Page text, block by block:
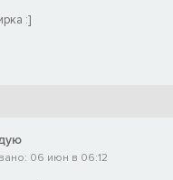
:]
06 июн в 06:12